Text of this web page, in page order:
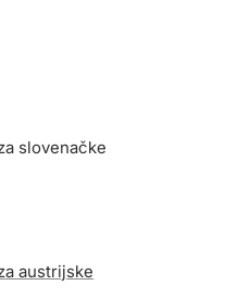
slovenačke
austrijske